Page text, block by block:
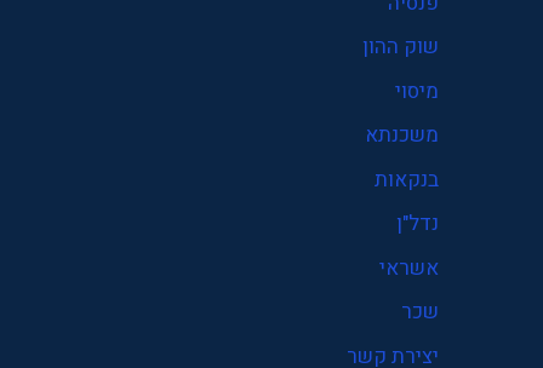
שוק ההון
מיסוי
משכנתא
בנקאות
נדל"ן
אשראי
שכר
יצירת קשר